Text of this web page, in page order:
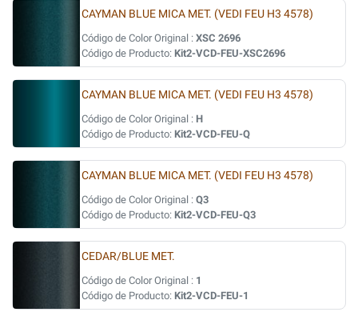
CAYMAN BLUE MICA MET. (VEDI FEU H3 4578)
Código de Color Original : XSC 2696
Código de Producto: Kit2-VCD-FEU-XSC2696
CAYMAN BLUE MICA MET. (VEDI FEU H3 4578)
Código de Color Original : H
Código de Producto: Kit2-VCD-FEU-Q
CAYMAN BLUE MICA MET. (VEDI FEU H3 4578)
Código de Color Original : Q3
Código de Producto: Kit2-VCD-FEU-Q3
CEDAR/BLUE MET.
Código de Color Original : 1
Código de Producto: Kit2-VCD-FEU-1